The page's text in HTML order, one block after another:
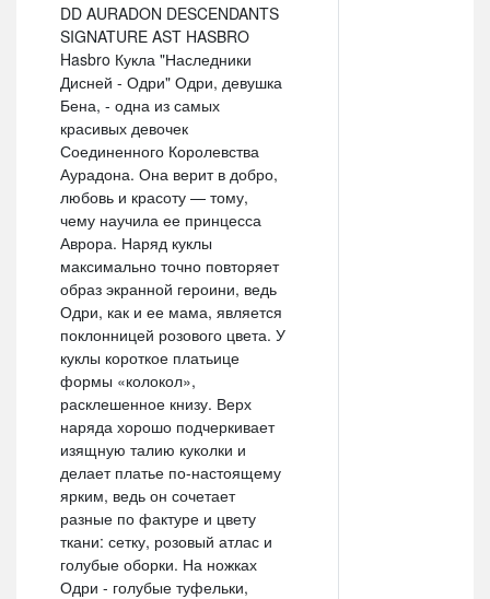
DD AURADON DESCENDANTS
SIGNATURE AST HASBRO
Hasbro Кукла "Наследники
Дисней - Одри" Одри, девушка
Бена, - одна из самых
красивых девочек
Соединенного Королевства
Аурадона. Она верит в добро,
любовь и красоту — тому,
чему научила ее принцесса
Аврора. Наряд куклы
максимально точно повторяет
образ экранной героини, ведь
Одри, как и ее мама, является
поклонницей розового цвета. У
куклы короткое платьице
формы «колокол»,
расклешенное книзу. Верх
наряда хорошо подчеркивает
изящную талию куколки и
делает платье по-настоящему
ярким, ведь он сочетает
разные по фактуре и цвету
ткани: сетку, розовый атлас и
голубые оборки. На ножках
Одри - голубые туфельки,